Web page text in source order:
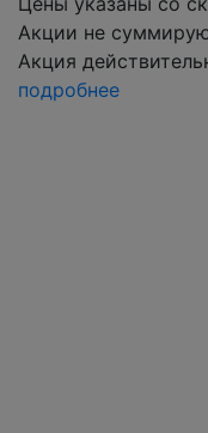
Акции не
Акция
подробнее